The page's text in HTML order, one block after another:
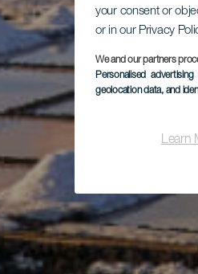
your consent or
or in our Privacy
We and our partners
Personalised
geolocation data, and
Learn